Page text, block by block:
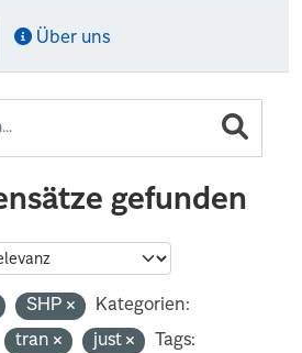
Über uns
gefunden
SHP
Kategorien:
tran just
Tags: